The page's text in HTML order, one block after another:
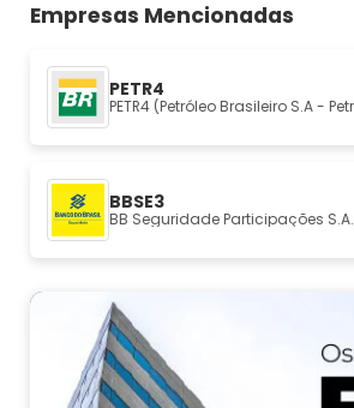
Empresas Mencionadas
PETR4
BBSE3
BB Seguridade Participações S.A.